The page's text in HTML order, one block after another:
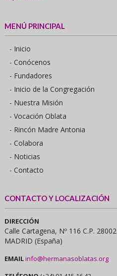
MENÚ PRINCIPAL
- Inicio
- Conócenos
- Fundadores
- Inicio de la Congregación
- Nuestra Misión
- Vocación Oblata
- Rincón Madre Antonia
- Colabora
- Noticias
- Contacto
CONTACTO Y LOCALIZACIÓN
DIRECCIÓN
Calle Cartagena, Nº 116 C.P. 28002
MADRID (España)
EMAILinfo@hermanasoblatas.org